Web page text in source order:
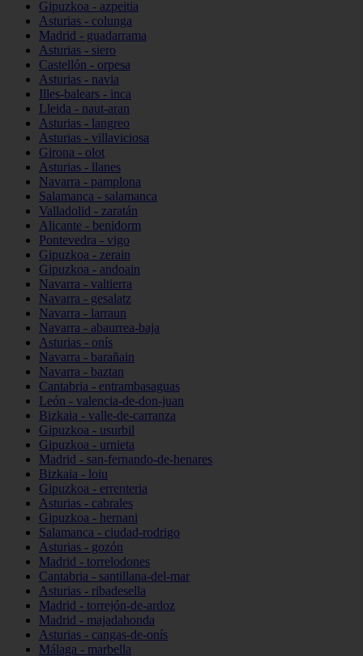
Gipuzkoa - azpeitia
Asturias - colunga
Madrid - guadarrama
Asturias - siero
Castellón - orpesa
Asturias - navia
Illes-balears - inca
Lleida - naut-aran
Asturias - langreo
Asturias - villaviciosa
Girona - olot
Asturias - llanes
Navarra - pamplona
Salamanca - salamanca
Valladolid - zaratán
Alicante - benidorm
Pontevedra - vigo
Gipuzkoa - zerain
Gipuzkoa - andoain
Navarra - valtierra
Navarra - gesalatz
Navarra - larraun
Navarra - abaurrea-baja
Asturias - onís
Navarra - barañain
Navarra - baztan
Cantabria - entrambasaguas
León - valencia-de-don-juan
Bizkaia - valle-de-carranza
Gipuzkoa - usurbil
Gipuzkoa - urnieta
Madrid - san-fernando-de-henares
Bizkaia - loiu
Gipuzkoa - errenteria
Asturias - cabrales
Gipuzkoa - hernani
Salamanca - ciudad-rodrigo
Asturias - gozón
Madrid - torrelodones
Cantabria - santillana-del-mar
Asturias - ribadesella
Madrid - torrejón-de-ardoz
Madrid - majadahonda
Asturias - cangas-de-onís
Málaga - marbella